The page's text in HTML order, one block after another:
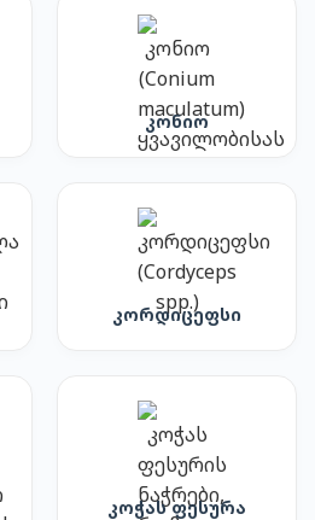
კონიო
კორდიცეფსი
კოჭას ფესურა